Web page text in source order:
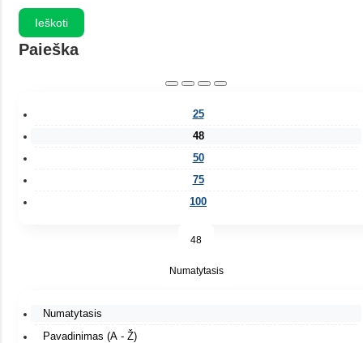
Paieška
25
48
50
75
100
48
Numatytasis
Numatytasis
Pavadinimas (A - Ž)